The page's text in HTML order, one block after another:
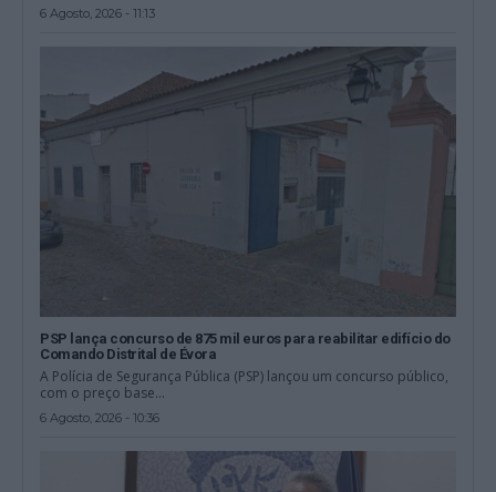
6 Agosto, 2026 - 11:13
PSP lança concurso de 875 mil euros para reabilitar edifício do
Comando Distrital de Évora
A Polícia de Segurança Pública (PSP) lançou um concurso público,
com o preço base...
6 Agosto, 2026 - 10:36